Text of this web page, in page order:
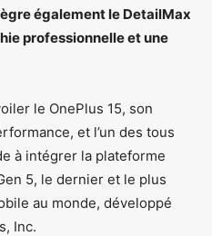
également le DetailMax
professionnelle et une
le OnePlus 15, son
et l’un des tous
à intégrer la plateforme
5, le dernier et le plus
au monde, développé
Inc.